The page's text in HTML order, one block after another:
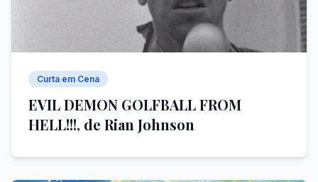
Curta em Cena
EVIL DEMON GOLFBALL FROM
HELL!!!, de Rian Johnson